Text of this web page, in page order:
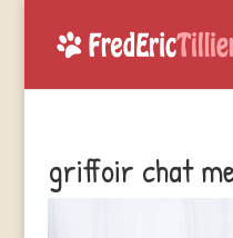
griffoir chat